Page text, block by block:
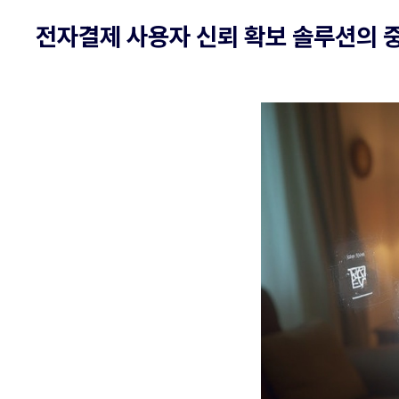
전자결제 사용자 신뢰 확보 솔루션의